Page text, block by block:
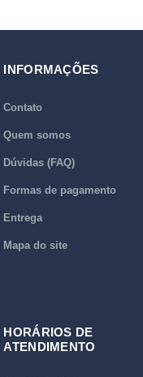
INFORMAÇÕES
Contato
Quem somos
Dúvidas (FAQ)
Formas de pagamento
Entrega
Mapa do site
HORÁRIOS DE
ATENDIMENTO